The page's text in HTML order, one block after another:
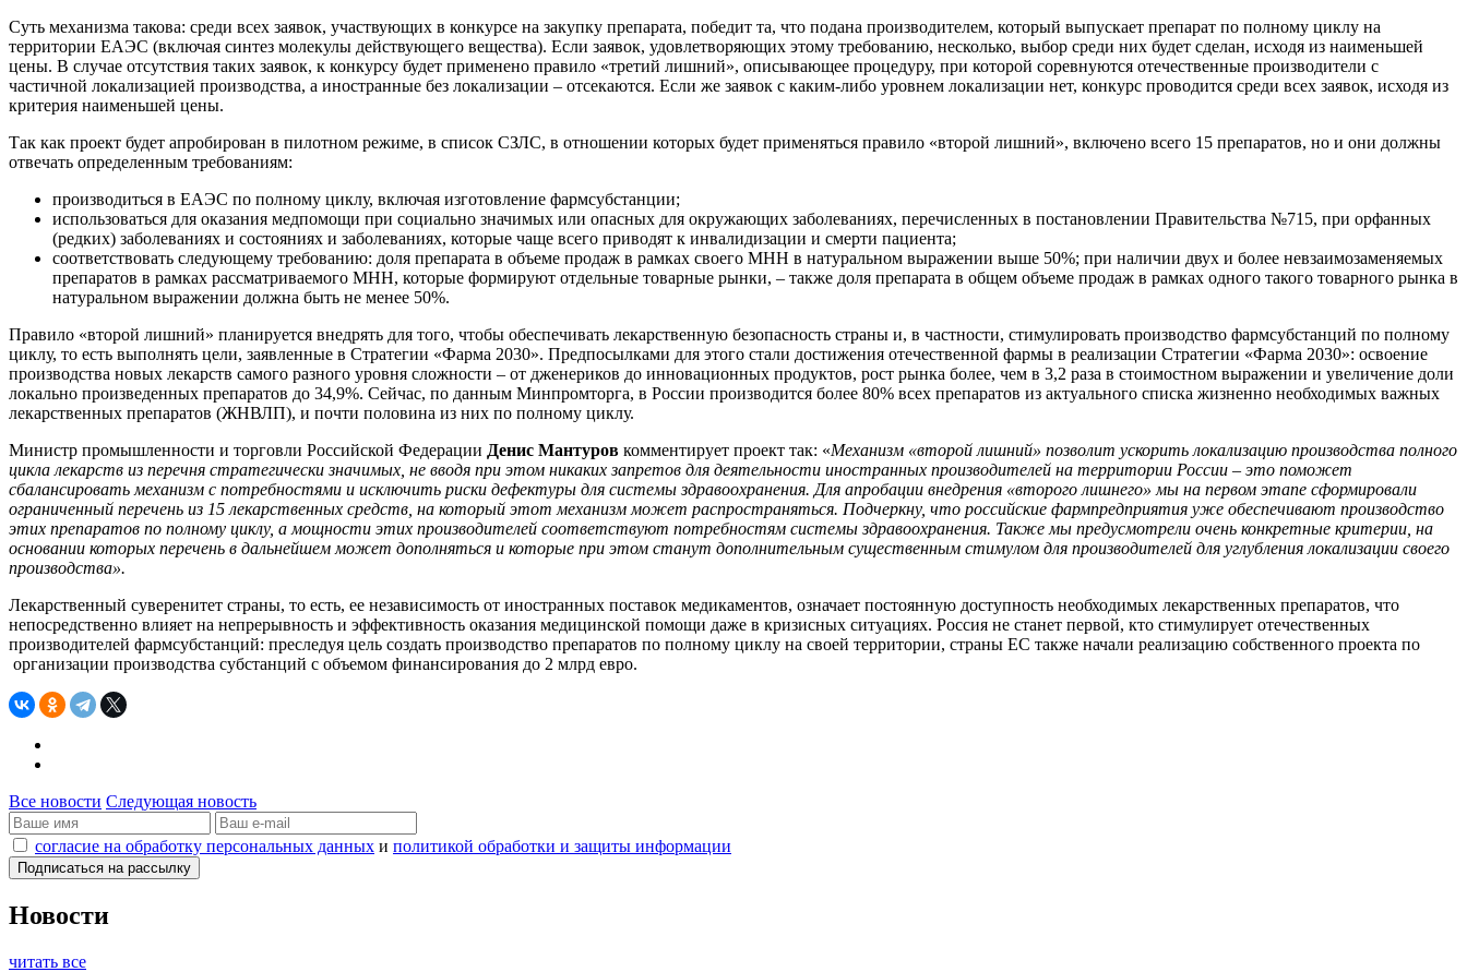
Суть механизма такова: среди всех заявок, участвующих в конкурсе на закупку препарата, победит та, что подана производителем, который выпускает препарат по полному циклу на
территории ЕАЭС (включая синтез молекулы действующего вещества). Если заявок, удовлетворяющих этому требованию, несколько, выбор среди них будет сделан, исходя из наименьшей
цены. В случае отсутствия таких заявок, к конкурсу будет применено правило «третий лишний», описывающее процедуру, при которой соревнуются отечественные производители с
частичной локализацией производства, а иностранные без локализации – отсекаются. Если же заявок с каким-либо уровнем локализации нет, конкурс проводится среди всех заявок, исходя из
критерия наименьшей цены.
Так как проект будет апробирован в пилотном режиме, в список СЗЛС, в отношении которых будет применяться правило «второй лишний», включено всего 15 препаратов, но и они должны
отвечать определенным требованиям:
производиться в ЕАЭС по полному циклу, включая изготовление фармсубстанции;
использоваться для оказания медпомощи при социально значимых или опасных для окружающих заболеваниях, перечисленных в постановлении Правительства №715, при орфанных
(редких) заболеваниях и состояниях и заболеваниях, которые чаще всего приводят к инвалидизации и смерти пациента;
соответствовать следующему требованию: доля препарата в объеме продаж в рамках своего МНН в натуральном выражении выше 50%; при наличии двух и более невзаимозаменяемых
препаратов в рамках рассматриваемого МНН, которые формируют отдельные товарные рынки, – также доля препарата в общем объеме продаж в рамках одного такого товарного рынка в
натуральном выражении должна быть не менее 50%.
Правило «второй лишний» планируется внедрять для того, чтобы обеспечивать лекарственную безопасность страны и, в частности, стимулировать производство фармсубстанций по полному
циклу, то есть выполнять цели, заявленные в Стратегии «Фарма 2030». Предпосылками для этого стали достижения отечественной фармы в реализации Стратегии «Фарма 2030»: освоение
производства новых лекарств самого разного уровня сложности – от дженериков до инновационных продуктов, рост рынка более, чем в 3,2 раза в стоимостном выражении и увеличение доли
локально произведенных препаратов до 34,9%. Сейчас, по данным Минпромторга, в России производится более 80% всех препаратов из актуального списка жизненно необходимых важных
лекарственных препаратов (ЖНВЛП), и почти половина из них по полному циклу.
Министр промышленности и торговли Российской Федерации Денис Мантуров комментирует проект так: «Механизм «второй лишний» позволит ускорить локализацию производства полного
цикла лекарств из перечня стратегически значимых, не вводя при этом никаких запретов для деятельности иностранных производителей на территории России – это поможет
сбалансировать механизм с потребностями и исключить риски дефектуры для системы здравоохранения. Для апробации внедрения «второго лишнего» мы на первом этапе сформировали
ограниченный перечень из 15 лекарственных средств, на который этот механизм может распространяться. Подчеркну, что российские фармпредприятия уже обеспечивают производство
этих препаратов по полному циклу, а мощности этих производителей соответствуют потребностям системы здравоохранения. Также мы предусмотрели очень конкретные критерии, на
основании которых перечень в дальнейшем может дополняться и которые при этом станут дополнительным существенным стимулом для производителей для углубления локализации своего
производства».
Лекарственный суверенитет страны, то есть, ее независимость от иностранных поставок медикаментов, означает постоянную доступность необходимых лекарственных препаратов, что
непосредственно влияет на непрерывность и эффективность оказания медицинской помощи даже в кризисных ситуациях. Россия не станет первой, кто стимулирует отечественных
производителей фармсубстанций: преследуя цель создать производство препаратов по полному циклу на своей территории, страны ЕС также начали реализацию собственного проекта по
организации производства субстанций с объемом финансирования до 2 млрд евро.
Все новости Следующая новость
согласие на обработку персональных данных и политикой обработки и защиты информации
Новости
читать все